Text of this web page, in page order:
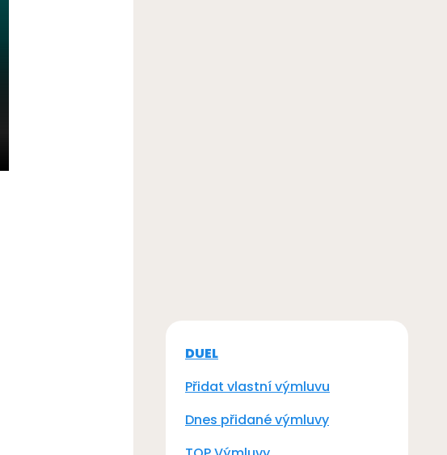
DUEL
Přidat vlastní výmluvu
Dnes přidané výmluvy